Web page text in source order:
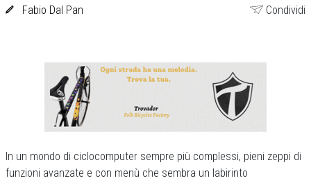
Fabio Dal Pan Condividi
In un mondo di ciclocomputer sempre più complessi, pieni zeppi di
funzioni avanzate e con menù che sembra un labirinto